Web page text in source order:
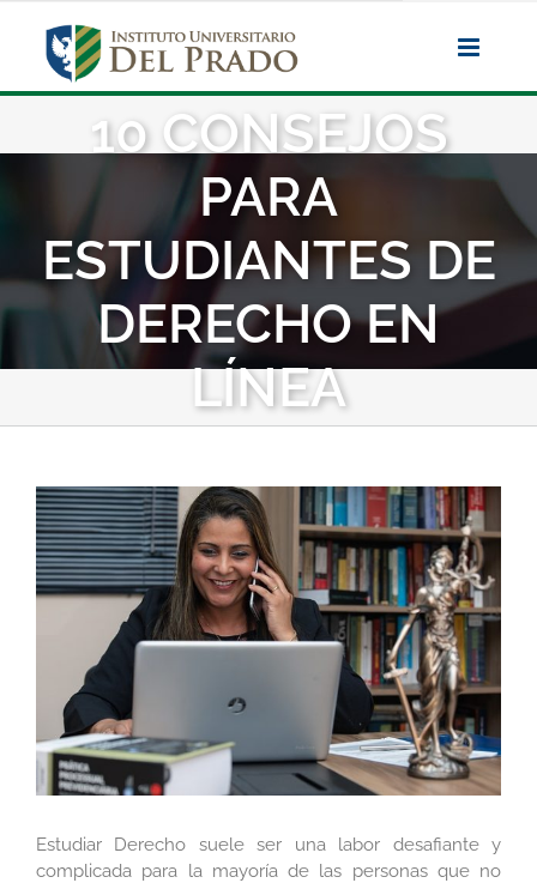
contenido
10 CONSEJOS
PARA
ESTUDIANTES DE
DERECHO EN
LÍNEA
Ver
imagen
más
grande
Estudiar Derecho suele ser una labor desafiante y
complicada para la mayoría de las personas que no